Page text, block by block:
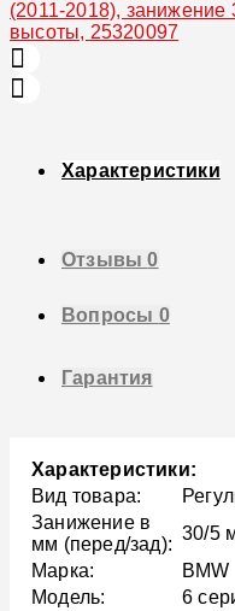
Характеристики
Отзывы0
Вопросы 0
Гарантия
Характеристики:
Вид товара:
Занижение в
мм (перед/зад):
30/5
Марка:
BMW
Модель:
6